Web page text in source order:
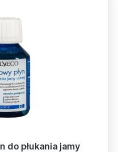
do płukania jamy